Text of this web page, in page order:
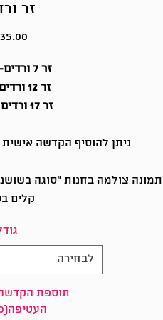
זר
זר 7 ורדים- 135 ש"ח
זר 12 ורדים 210 ש"ח
זר 17 ורדים 285 ש"ח
ניתן להוסיף הקדשה אישית
צולמה בחנות "סוגה
קלים
לבחירה
תוספת
העטיפה(20ש"ח)